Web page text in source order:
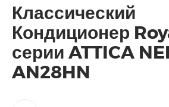
Классический
Кондиционер
серии ATTICA
AN28HN